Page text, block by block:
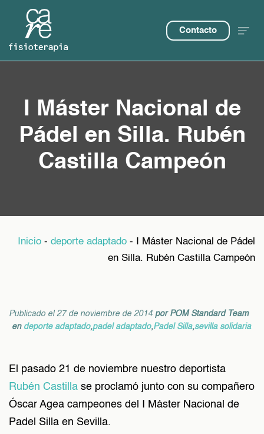
Contacto
I Máster Nacional de
Pádel en Silla. Rubén
Castilla Campeón
Inicio - deporte adaptado -
I Máster Nacional de Pádel
en Silla. Rubén Castilla Campeón
Publicado el 27 de noviembre de 2014 por POM Standard Team
en deporte adaptado,padel adaptado,Padel Silla,sevilla solidaria
El pasado 21 de noviembre nuestro deportista
Rubén Castilla se proclamó junto con su compañero
Óscar Agea campeones del I Máster Nacional de
Padel Silla en Sevilla.